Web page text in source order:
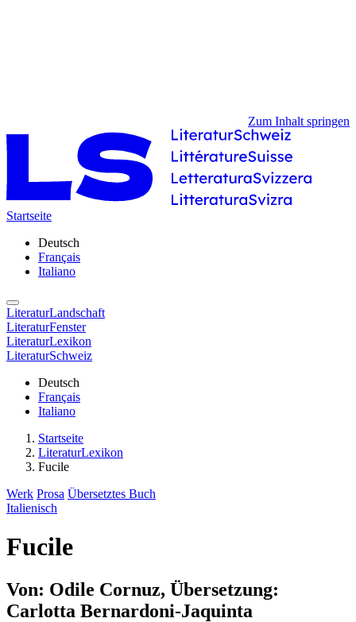
Zum Inhalt springen
Startseite
Deutsch
Français
Italiano
LiteraturLandschaft
LiteraturFenster
LiteraturLexikon
LiteraturSchweiz
Deutsch
Français
Italiano
Startseite
LiteraturLexikon
Fucile
Werk Prosa Übersetztes Buch
Italienisch
Fucile
Von: Odile Cornuz, Übersetzung:
Carlotta Bernardoni-Jaquinta